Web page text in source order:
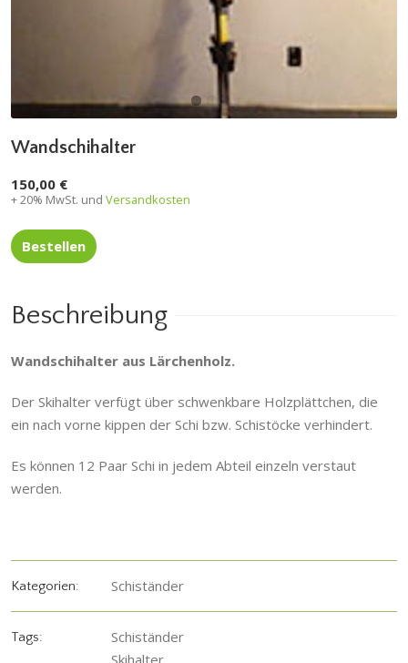
Wandschihalter
150,00 €
+ 20% MwSt. und Versandkosten
Bestellen
Beschreibung
Wandschihalter aus Lärchenholz.
Der Skihalter verfügt über schwenkbare Holzplättchen, die
ein nach vorne kippen der Schi bzw. Schistöcke verhindert.
Es können 12 Paar Schi in jedem Abteil einzeln verstaut
werden.
Kategorien: Schiständer
Tags:
Schiständer